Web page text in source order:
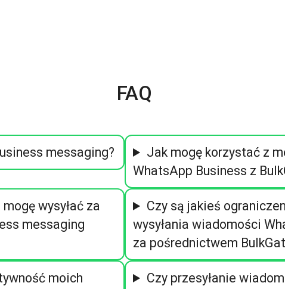
FAQ
messaging?
Jak mogę korzystać z
WhatsApp Business z
wysyłać za
messaging
Czy są jakieś
wysyłania wiadomości
za pośrednictwem
moich
Czy przesyłanie